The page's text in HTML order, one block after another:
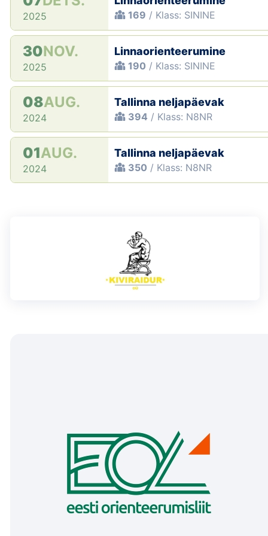
2025 169 / Klass: SININE
30NOV.
2025
Linnaorienteerumine
190 / Klass: SININE
08AUG.
2024
Tallinna neljapäevak
394 / Klass: N8NR
01AUG.
2024
Tallinna neljapäevak
350 / Klass: N8NR